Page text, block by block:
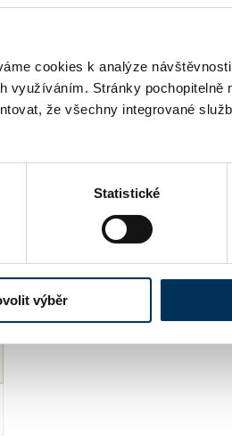
cookies k analýze
Stránky pochopitelně
že všechny integrované
Statistické
výběr